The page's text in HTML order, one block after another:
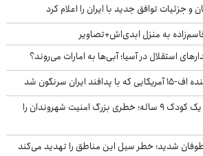
و جزئیات توافق جدید با ایران را اعلام کرد
به منزل ابدی‌اش+تصاویر
استقلال در آسیا؛ آبی‌ها به امارات می‌روند؟
ایران سرنگون شد
حمله سگ‌های ولگرد به یک کودک ۹ ساله؛ خطری بزرگ امنیت شهروندان را
طوفان شدید؛ خطر سیل این مناطق را تهدید می‌کند